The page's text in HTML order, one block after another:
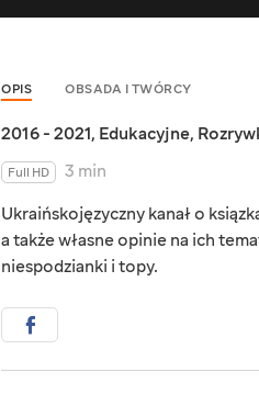
OPIS OBSADA I TWÓRCY
2016 - 2021, Edukacyjne,
Full HD
3 min
Ukraińskojęzyczny kanał o
a także własne opinie na ich
niespodzianki i topy.